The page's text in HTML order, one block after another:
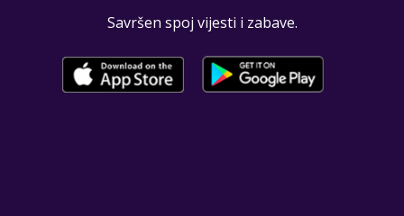
Savršen spoj vijesti i zabave.